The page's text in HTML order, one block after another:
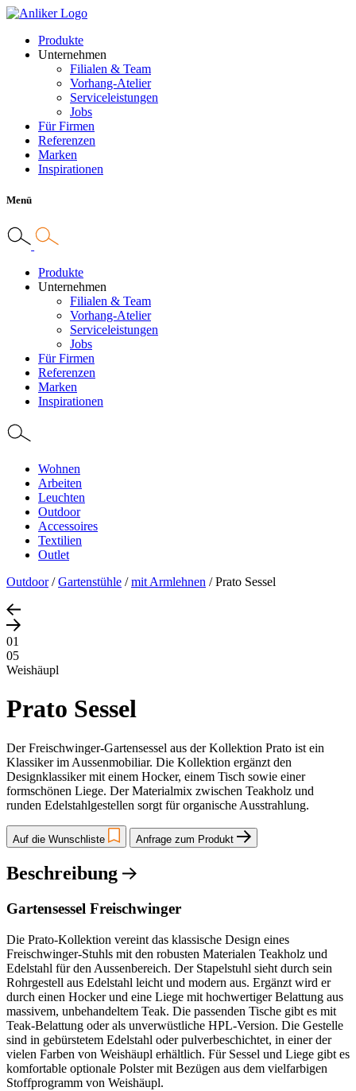
Produkte
Unternehmen
Filialen & Team
Vorhang-Atelier
Serviceleistungen
Jobs
Für Firmen
Referenzen
Marken
Inspirationen
Menü
Produkte
Unternehmen
Filialen & Team
Vorhang-Atelier
Serviceleistungen
Jobs
Für Firmen
Referenzen
Marken
Inspirationen
Wohnen
Arbeiten
Leuchten
Outdoor
Accessoires
Textilien
Outlet
Outdoor/Gartenstühle /mit Armlehnen /Prato Sessel
01
05
Weishäupl
Prato Sessel
Der Freischwinger-Gartensessel aus der Kollektion Prato ist ein
Klassiker im Aussenmobiliar. Die Kollektion ergänzt den
Designklassiker mit einem Hocker, einem Tisch sowie einer
formschönen Liege. Der Materialmix zwischen Teakholz und
runden Edelstahlgestellen sorgt für organische Ausstrahlung.
Auf die Wunschliste Anfrage zum Produkt
Beschreibung
Gartensessel Freischwinger
Die Prato-Kollektion vereint das klassische Design eines
Freischwinger-Stuhls mit den robusten Materialen Teakholz und
Edelstahl für den Aussenbereich. Der Stapelstuhl sieht durch sein
Rohrgestell aus Edelstahl leicht und modern aus. Ergänzt wird er
durch einen Hocker und eine Liege mit hochwertiger Belattung aus
massivem, unbehandeltem Teak. Die passenden Tische gibt es mit
Teak-Belattung oder als unverwüstliche HPL-Version. Die Gestelle
sind in gebürstetem Edelstahl oder pulverbeschichtet, in einer der
vielen Farben von Weishäupl erhältlich. Für Sessel und Liege gibt es
komfortable optionale Polster mit Bezügen aus dem vielfarbigen
Stoffprogramm von Weishäupl.